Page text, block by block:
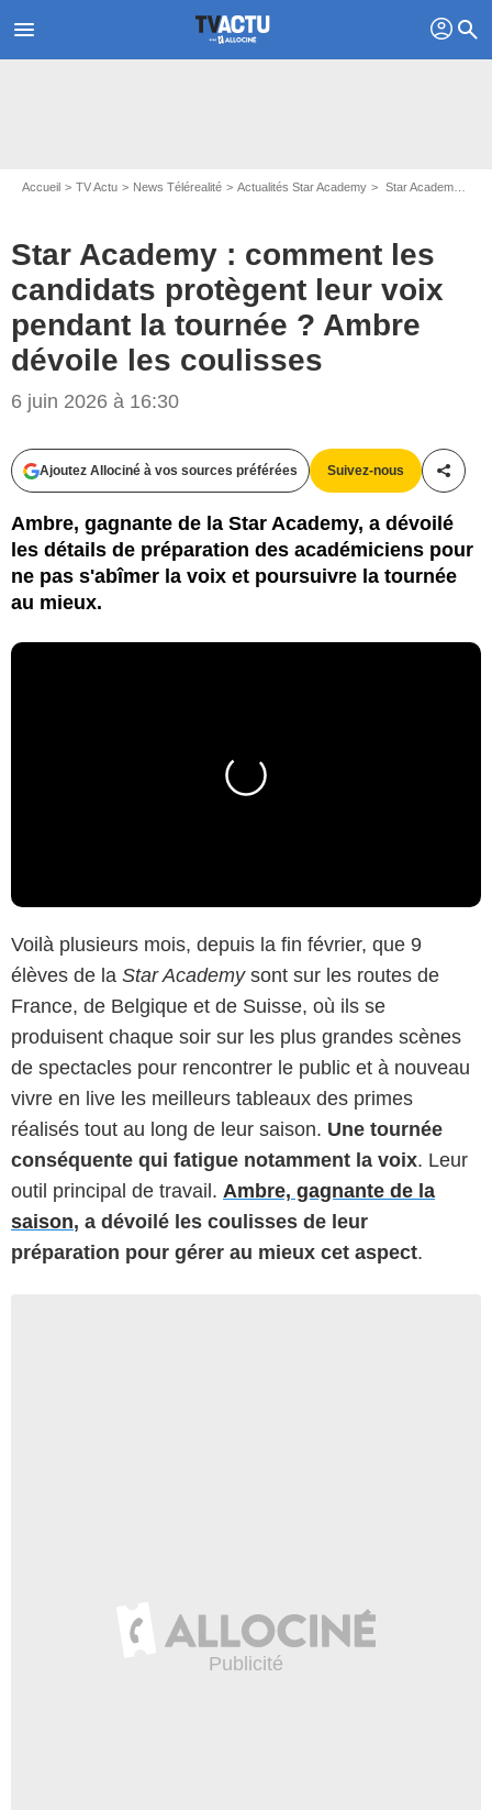
menu profil search
Accueil TV Actu News Télérealité Actualités Star Academy Star Academy : comment les candidats protègent leur voix pendant la tournée ? Ambre dévoile les coulisses
Star Academy : comment les
candidats protègent leur voix
pendant la tournée ? Ambre
dévoile les coulisses
6 juin 2026 à 16:30
Ajoutez Allociné à vos sources préférées Suivez-nous
Ambre, gagnante de la Star Academy, a dévoilé
les détails de préparation des académiciens pour
ne pas s'abîmer la voix et poursuivre la tournée
au mieux.
Voilà plusieurs mois, depuis la fin février, que 9
élèves de la Star Academysont sur les routes de
France, de Belgique et de Suisse, où ils se
produisent chaque soir sur les plus grandes scènes
de spectacles pour rencontrer le public et à nouveau
vivre en live les meilleurs tableaux des primes
réalisés tout au long de leur saison. Une tournée
conséquente qui fatigue notamment la voix. Leur
outil principal de travail. Ambre, gagnante de la
saison, a dévoilé les coulisses de leur
préparation pour gérer au mieux cet aspect.